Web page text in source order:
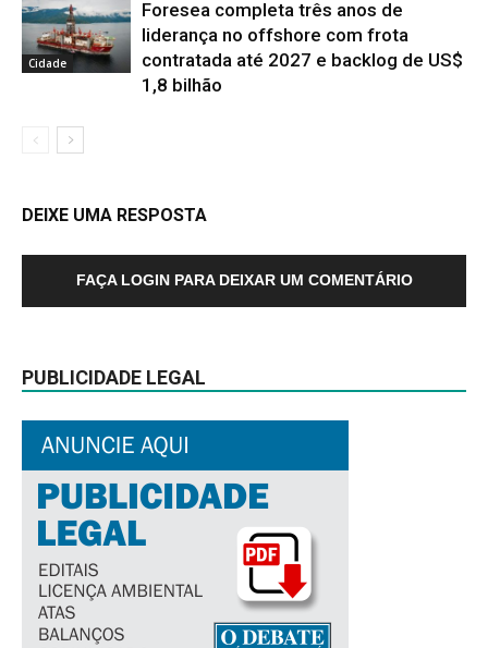
Cidade
Foresea completa três anos de
liderança no offshore com frota
contratada até 2027 e backlog de US$
1,8 bilhão
DEIXE UMA RESPOSTA
FAÇA LOGIN PARA DEIXAR UM COMENTÁRIO
PUBLICIDADE LEGAL